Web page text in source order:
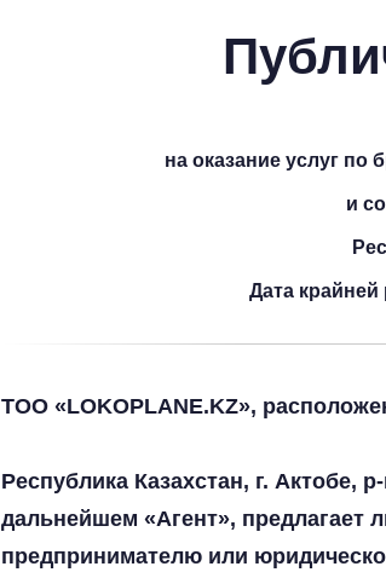
на оказание услуг
и
Дата крайней
ТОО «LOKOPLANE.KZ»,
Республика Казахстан, г. Актобе,
дальнейшем «Агент», предлагает
предпринимателю или